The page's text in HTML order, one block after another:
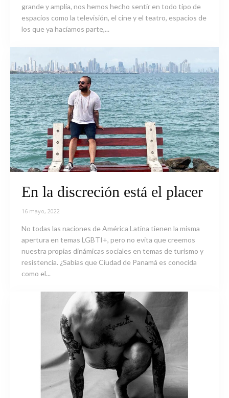
grande y amplia, nos hemos hecho sentir en todo tipo de
espacios como la televisión, el cine y el teatro, espacios de
los que ya hacíamos parte,...
En la discreción está el placer
16 mayo, 2022
No todas las naciones de América Latina tienen la misma
apertura en temas LGBTI+, pero no evita que creemos
nuestra propias dinámicas sociales en temas de turismo y
resistencia. ¿Sabías que Ciudad de Panamá es conocida
como el...